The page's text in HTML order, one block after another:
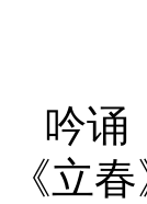
吟诵
《立